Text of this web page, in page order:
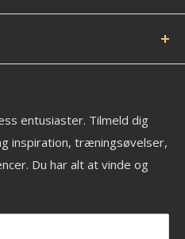
entusiaster. Tilmeld dig
inspiration, træningsøvelser,
Du har alt at vinde og